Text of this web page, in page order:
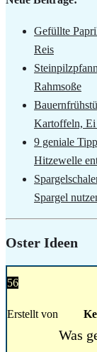
Gefüllte
Reis
Rahmsoße
Kartoffeln, Ei
9 geniale
Hitzewelle
Spargel
Oster Ideen
56
Erstellt von
Was